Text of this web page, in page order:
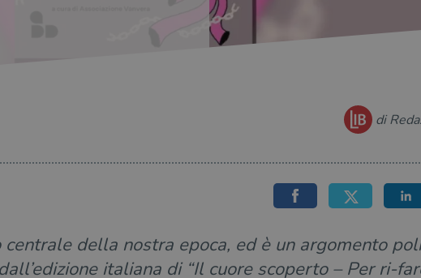
di
centrale della nostra epoca, ed è un argomento
italiana di “Il cuore scoperto – Per ri-